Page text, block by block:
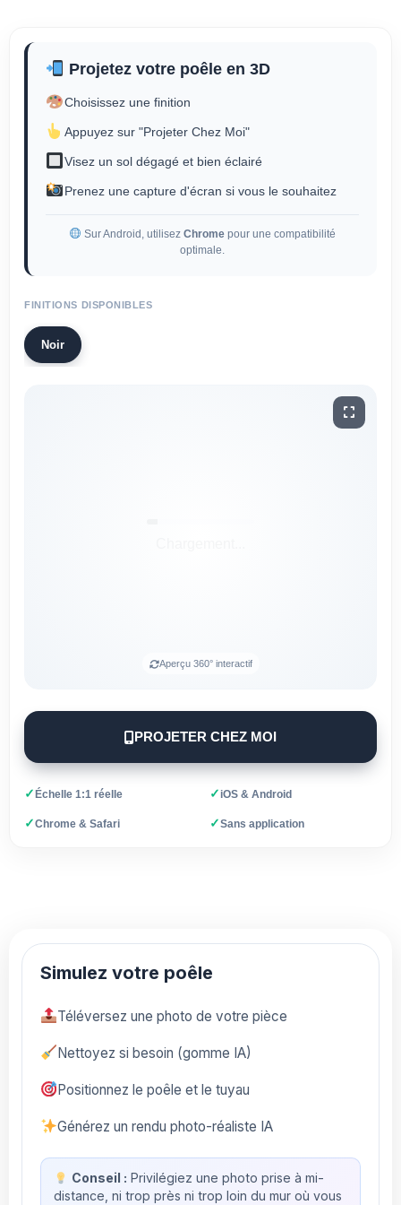
Projetez votre poêle en 3D
Choisissez une finition
Appuyez sur "Projeter Chez Moi"
Visez un sol dégagé et bien éclairé
Prenez une capture d'écran si vous le souhaitez
Sur Android, utilisez Chromepour une compatibilité
optimale.
FINITIONS DISPONIBLES
Noir
Aperçu 360° interactif
PROJETER CHEZ MOI
✓Échelle 1:1 réelle ✓iOS & Android
✓Chrome & Safari ✓Sans application
Simulez votre poêle
Téléversez une photo de votre pièce
Nettoyez si besoin (gomme IA)
Positionnez le poêle et le tuyau
Générez un rendu photo-réaliste IA
Conseil : Privilégiez une photo prise à mi-
distance, ni trop près ni trop loin du mur où vous